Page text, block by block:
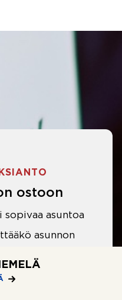
ostoon
sopivaa asuntoa
asunnon
sinua kaikissa